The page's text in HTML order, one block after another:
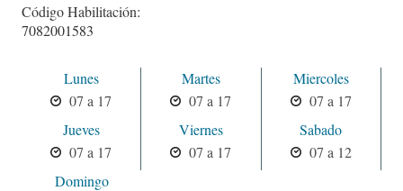
Código Habilitación:
7082001583
Lunes
07 a 17
Martes
07 a 17
Miercoles
07 a 17
Jueves
07 a 17
Viernes
07 a 17
Sabado
07 a 12
Domingo